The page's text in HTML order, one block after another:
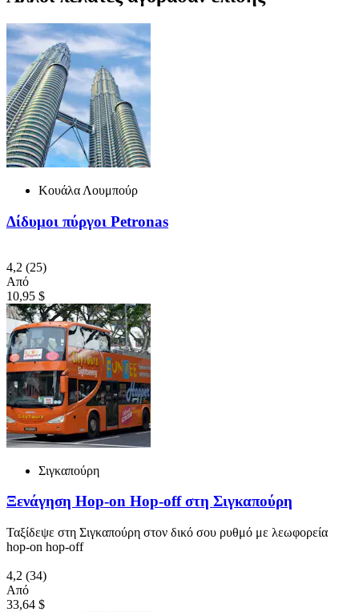
Κουάλα Λουμπούρ
Δίδυμοι πύργοι Petronas
4,2 (25)
Από
10,95 $
Σιγκαπούρη
Ξενάγηση Hop-on Hop-off στη Σιγκαπούρη
Ταξίδεψε στη Σιγκαπούρη στον δικό σου ρυθμό με λεωφορεία
hop-on hop-off
4,2 (34)
Από
33,64 $